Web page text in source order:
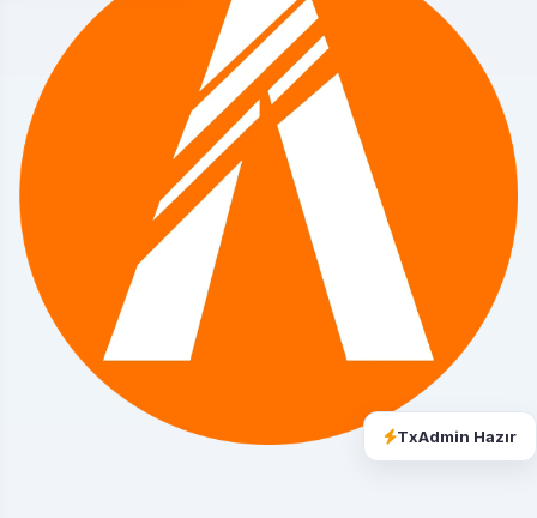
TxAdmin Hazır